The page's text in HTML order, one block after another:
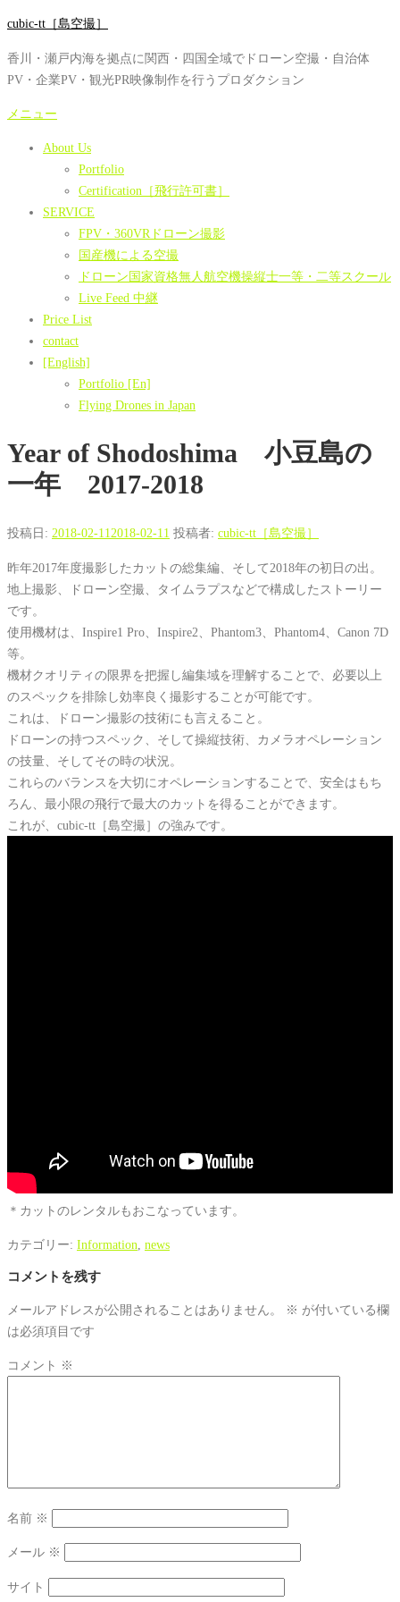
コ
テ
ン
ツ
cubic-tt［島空撮］
香川・瀬戸内海を拠点に関西・四国全域でドローン空撮・自治体
PV・企業PV・観光PR映像制作を行うプロダクション
メニュー
About Us
Portfolio
Certification［飛行許可書］
SERVICE
FPV・360VRドローン撮影
国産機による空撮
ドローン国家資格無人航空機操縦士一等・二等スクール
Live Feed 中継
Price List
contact
[English]
Portfolio [En]
Flying Drones in Japan
Year of Shodoshima 小豆島の
一年 2017-2018
投稿日: 2018-02-112018-02-11 投稿者: cubic-tt［島空撮］
昨年2017年度撮影したカットの総集編、そして2018年の初日の出。
地上撮影、ドローン空撮、タイムラプスなどで構成したストーリー
です。
使用機材は、Inspire1 Pro、Inspire2、Phantom3、Phantom4、Canon 7D
等。
機材クオリティの限界を把握し編集域を理解することで、必要以上
のスペックを排除し効率良く撮影することが可能です。
これは、ドローン撮影の技術にも言えること。
ドローンの持つスペック、そして操縦技術、カメラオペレーション
の技量、そしてその時の状況。
これらのバランスを大切にオペレーションすることで、安全はもち
ろん、最小限の飛行で最大のカットを得ることができます。
これが、cubic-tt［島空撮］の強みです。
＊カットのレンタルもおこなっています。
カテゴリー: Information news
コメントを残す
メールアドレスが公開されることはありません。 ※ が付いている欄
は必須項目です
コメント ※
名前 ※
メール ※
サイト